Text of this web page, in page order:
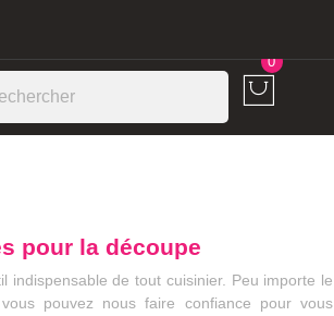
0
pour la découpe
indispensable de tout cuisinier. Peu importe le
pouvez nous faire confiance pour vous